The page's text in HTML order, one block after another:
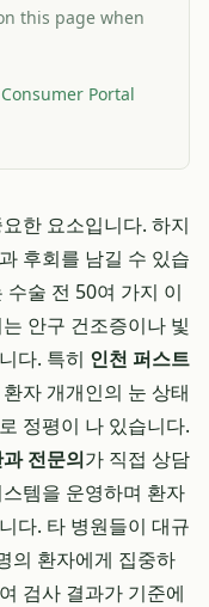
this page when
Portal
한 요소입니다. 하지
후회를 남길 수 있습
술 전 50여 가지 이
안구 건조증이나 빛
다. 특히 인천 퍼스트
자 개개인의 눈 상태
정평이 나 있습니다.
전문의가 직접 상담
템을 운영하며 환자
다. 타 병원들이 대규
의 환자에게 집중하
검사 결과가 기준에